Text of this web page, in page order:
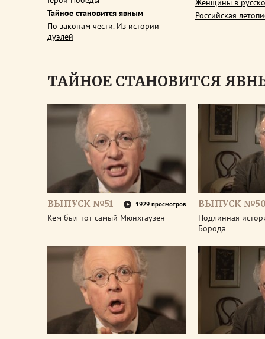
Тайное становится явным
По законам чести. Из истории
дуэлей
Женщины в
Российская
ТАЙНОЕ СТАНОВИТСЯ
ВЫПУСК №51 1929 просмотров
Кем был тот самый Мюнхгаузен
ВЫПУСК
Подлинная
Борода